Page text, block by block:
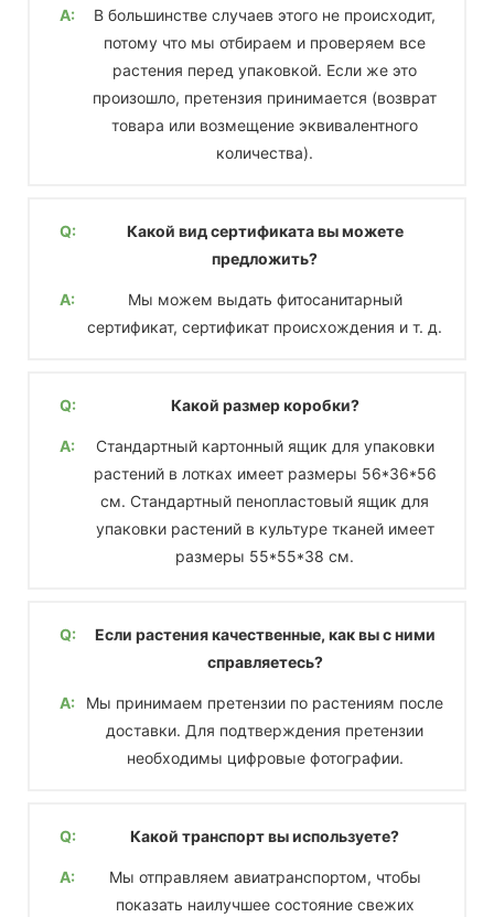
A:
В большинстве случаев этого не происходит,
потому что мы отбираем и проверяем все
растения перед упаковкой. Если же это
произошло, претензия принимается (возврат
товара или возмещение эквивалентного
количества).
Q:
Какой вид сертификата вы можете
предложить?
A:
Мы можем выдать фитосанитарный
сертификат, сертификат происхождения и т. д.
Q: Какой размер коробки?
A:
Стандартный картонный ящик для упаковки
растений в лотках имеет размеры 56*36*56
см. Стандартный пенопластовый ящик для
упаковки растений в культуре тканей имеет
размеры 55*55*38 см.
Q:
Если растения качественные, как вы с ними
справляетесь?
A:
Мы принимаем претензии по растениям после
доставки. Для подтверждения претензии
необходимы цифровые фотографии.
Q: Какой транспорт вы используете?
A:
Мы отправляем авиатранспортом, чтобы
показать наилучшее состояние свежих